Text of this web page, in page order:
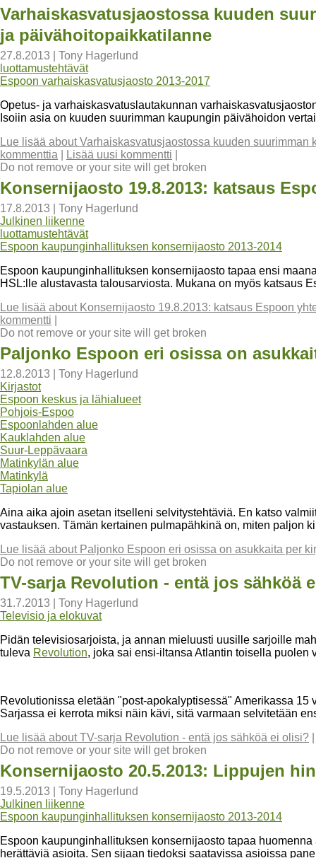
Varhaiskasvatusjaostossa kuuden
ja päivähoitopaikkatilanne
27.8.2013
Tony Hagerlund
luottamustehtävät
Espoon varhaiskasvatusjaosto 2013-2017
Opetus- ja varhaiskasvatuslautakunnan
Isoiin asia on kuuden suurimman kaupungin päivähoidon
Lue lisää about Varhaiskasvatusjaostossa kuuden
kommenttia
Lisää uusi kommentti
Do not remove or your site will get broken
Konsernijaosto 19.8.2013: katsaus
17.8.2013
Tony Hagerlund
Julkinen liikenne
luottamustehtävät
Espoon kaupunginhallituksen konsernijaosto 2013-2014
Espoon kaupunginhallituksen konsernijaosto tapaa ensi
HSL:lle alustavasta talousarviosta. Mukana on myös katsaus
Lue lisää about Konsernijaosto 19.8.2013: katsaus Espoon
kommentti
Do not remove or your site will get broken
Paljonko Espoon eri osissa on
12.8.2013
Tony Hagerlund
Kirjastot
Espoon keskus ja lähialueet
Pohjois-Espoo
Espoonlahden alue
Kauklahden alue
Suur-Leppävaara
Matinkylän alue
Matinkylä
Tapiolan alue
Aina aika ajoin asetan itselleni selvitystehtäviä. En katso
vastauksen. Tämän kertainen pulmapähkinä on, miten paljon
Lue lisää about Paljonko Espoon eri osissa on asukkaita per
Do not remove or your site will get broken
TV-sarja Revolution - entä jos sähköä
31.7.2013
Tony Hagerlund
Televisio ja elokuvat
Pidän televisiosarjoista, ja annan mieluusti uusille sarjoille
tuleva Revolution, joka sai ensi-iltansa Atlantin toisella puolen
Revolutionissa eletään "post-apokalyptisessä" Amerikassa
Sarjassa ei kerrota miksi näin kävi, sitä varmaan selvitetään
Lue lisää about TV-sarja Revolution - entä jos sähköä ei olisi?
Do not remove or your site will get broken
Konsernijaosto 20.5.2013: Lippujen
19.5.2013
Tony Hagerlund
Julkinen liikenne
Espoon kaupunginhallituksen konsernijaosto 2013-2014
Espoon kaupunginhallituksen konsernijaosto tapaa
herättäviä asioita. Sen sijaan tiedoksi saatavissa asioissa